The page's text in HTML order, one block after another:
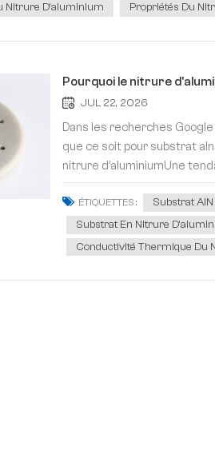
Nitrure D'aluminium
Propriétés Du
Pourquoi le nitrure
JUL 22, 2026
Dans les recherches
que ce soit pour substrat
nitrure d'aluminiumUne
étiqueté « haut de gamme
ÉTIQUETTES : Substrat AlN
Substrat En Nitrure
Conductivité Thermique Du